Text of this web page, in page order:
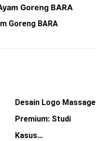
Goreng BARA
Desain Logo Massage
Premium: Studi
Kasus…